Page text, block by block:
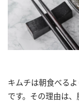
キムチは朝食べる
です。その理由は、